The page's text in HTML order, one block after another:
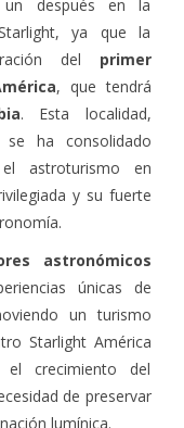
después en la
ya que la
primer
, que tendrá
. Esta localidad,
ha consolidado
astroturismo en
y su fuerte
únicas de
un turismo
Starlight América
crecimiento del
de preservar